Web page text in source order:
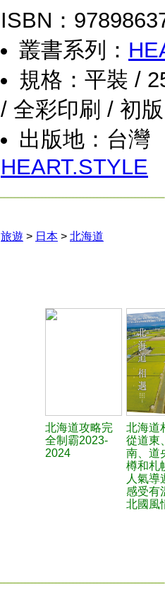
ISBN：
叢書系列：
規格：平裝 /
/ 全彩印刷 / 初版
出版地：台灣
HEART.STYLE
旅遊 > 日本 > 北海道
北海道攻略完
全制霸2023-
2024
北海道
從道東
南、道
樽和札
人氣導
感受有
北國風